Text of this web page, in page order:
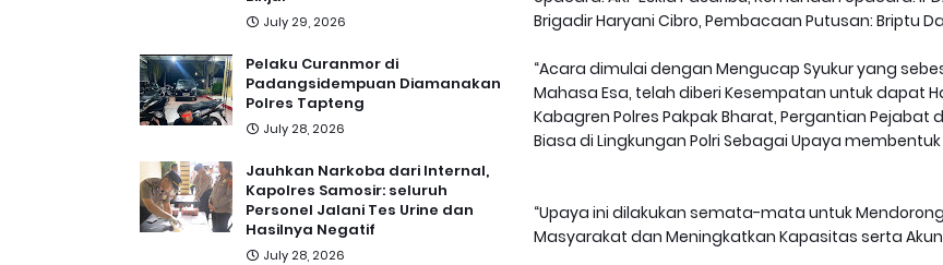
Brigadir Haryani Cibro, Pembacaan Putusan: Briptu
“Acara dimulai dengan Mengucap Syukur yang
Mahasa Esa, telah diberi Kesempatan untuk dapat
Kabagren Polres Pakpak Bharat, Pergantian Pejabat
Biasa di Lingkungan Polri Sebagai Upaya
“Upaya ini dilakukan semata-mata untuk
Masyarakat dan Meningkatkan Kapasitas serta
July 29, 2026
Pelaku Curanmor di
Padangsidempuan Diamanakan
Polres Tapteng
July 28, 2026
Jauhkan Narkoba dari Internal,
Kapolres Samosir: seluruh
Personel Jalani Tes Urine dan
Hasilnya Negatif
July 28, 2026